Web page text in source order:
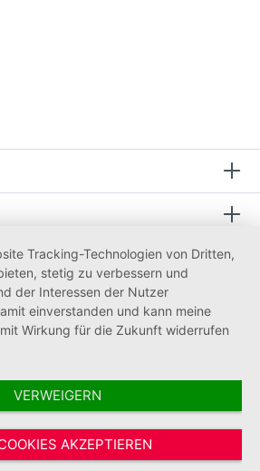
Mehrwertsteuer zzgl.Versandkostenund ggf.
Tracking-Technologien von Dritten,
stetig zu verbessern und
der Interessen der Nutzer
einverstanden und kann meine
Wirkung für die Zukunft widerrufen
VERWEIGERN
AKZEPTIEREN